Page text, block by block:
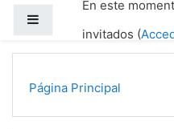
Salta al contenido principal
En este
invitados (
Página Principal